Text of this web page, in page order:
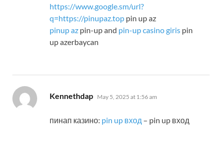
https://www.google.sm/url?
q=https://pinupaz.top pin up az
pinup az pin-up and pin-up casino giris pin
up azerbaycan
Kennethdap says:
May 5, 2025 at 1:56 am
пинап казино: pin up вход – pin up вход